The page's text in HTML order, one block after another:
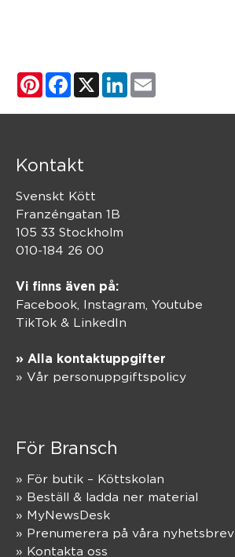
PinterestFacebook
X LinkedIn
Kontakt
Svenskt Kött
Franzéngatan 1B
105 33 Stockholm
010-184 26 00
Vi finns även på:
Facebook, Instagram Youtube
TikTok & LinkedIn
» Alla kontaktuppgifter
» Vår personuppgiftspolicy
För Bransch
» För butik – Köttskolan
» Beställ & ladda ner material
» MyNewsDesk
» Prenumerera på våra nyhetsbrev
» Kontakta oss